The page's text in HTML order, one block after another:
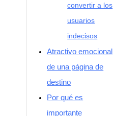
convertir a los
usuarios
indecisos
Atractivo emocional
de una página de
destino
Por qué es
importante